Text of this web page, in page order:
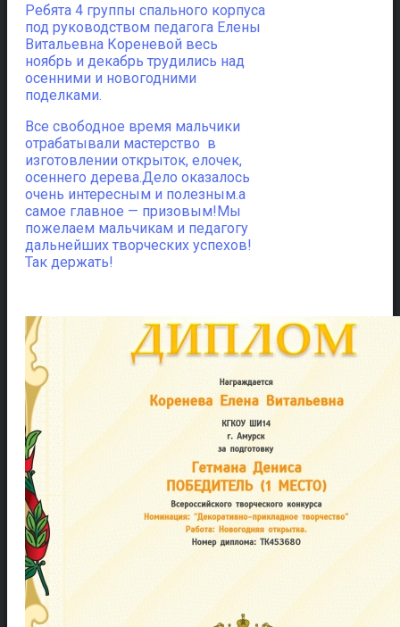
Ребята 4 группы спального корпуса
под руководством педагога Елены
Витальевна Кореневой весь
ноябрь и декабрь трудились над
осенними и новогодними
поделками.
Все свободное время мальчики
отрабатывали мастерство в
изготовлении открыток, елочек,
осеннего дерева.Дело оказалось
очень интересным и полезным.а
самое главное — призовым!Мы
пожелаем мальчикам и педагогу
дальнейших творческих успехов!
Так держать!